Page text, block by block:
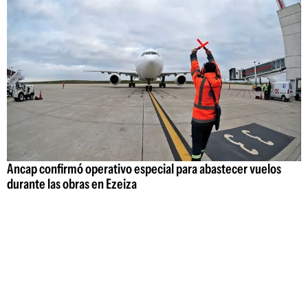
Ancap confirmó operativo especial para abastecer vuelos
durante las obras en Ezeiza